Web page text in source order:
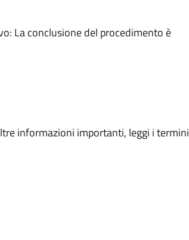
La conclusione del procedimento è
informazioni importanti, leggi i termini